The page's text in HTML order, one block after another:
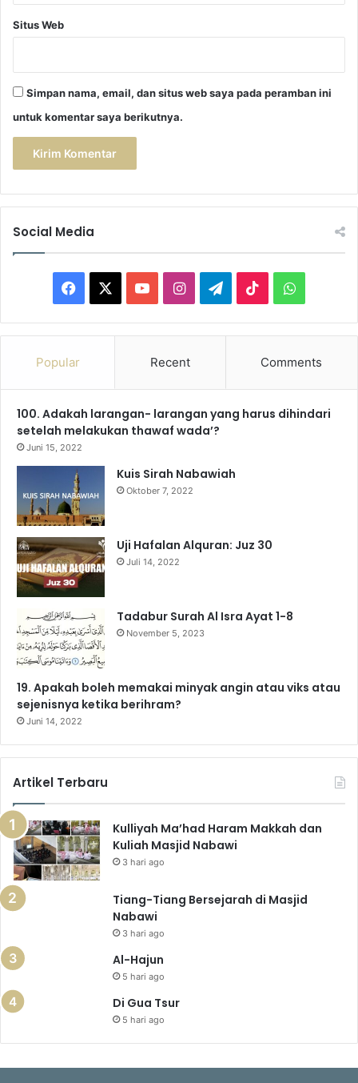
Situs Web
Simpan nama, email, dan situs web saya pada peramban ini
untuk komentar saya berikutnya.
Social Media
Facebook YouTubeInstagramTelegram
TikTok
Popular Recent Comments
100. Adakah larangan- larangan yang harus dihindari
setelah melakukan thawaf wada’?
Juni 15, 2022
Kuis Sirah Nabawiah
Oktober 7, 2022
Uji Hafalan Alquran: Juz 30
Juli 14, 2022
Tadabur Surah Al Isra Ayat 1-8
November 5, 2023
19. Apakah boleh memakai minyak angin atau viks atau
sejenisnya ketika berihram?
Juni 14, 2022
Artikel Terbaru
Kulliyah Ma’had Haram Makkah dan
Kuliah Masjid Nabawi
3 hari ago
Tiang-Tiang Bersejarah di Masjid
Nabawi
3 hari ago
Al-Hajun
5 hari ago
Di Gua Tsur
5 hari ago